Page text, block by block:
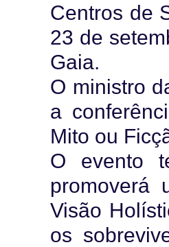
Centros de
23 de
Gaia.
O ministro
a
Mito ou
O evento
promoverá
Visão
os